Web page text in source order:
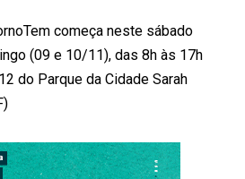
começa neste sábado
(09 e 10/11), das 8h às 17h
do Parque da Cidade Sarah